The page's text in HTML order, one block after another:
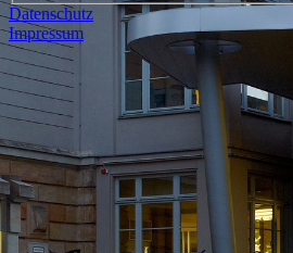
Datenschutz
Impressum